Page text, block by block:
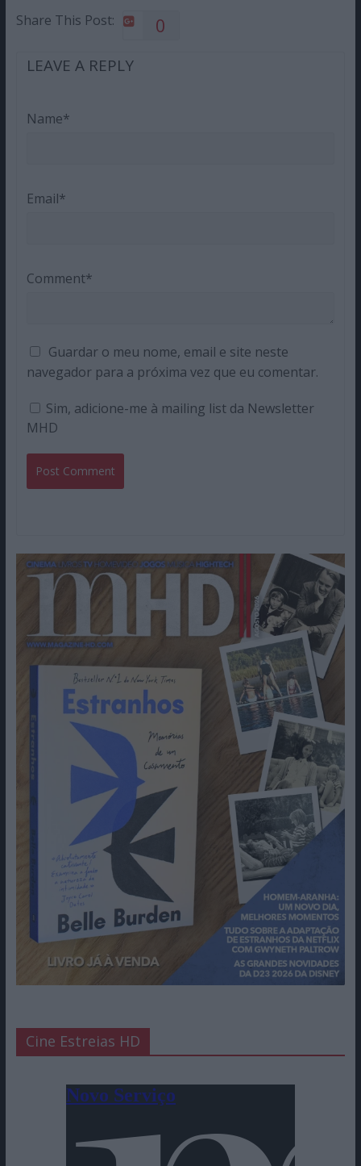
Share This Post: 0
LEAVE A REPLY
Name*
Email*
Comment*
Guardar o meu nome, email e site neste
navegador para a próxima vez que eu comentar.
Sim, adicione-me à mailing list da Newsletter
MHD
Cine Estreias HD